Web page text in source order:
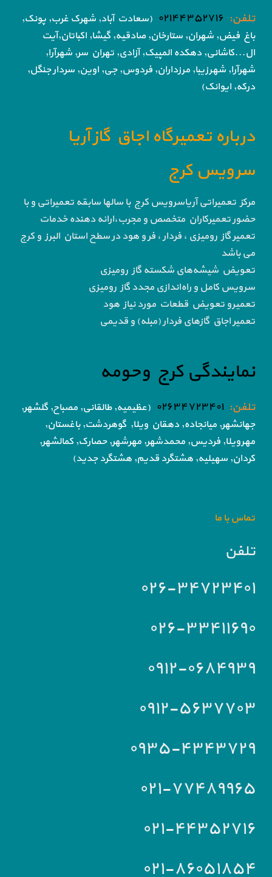
تلفن: ۰۲۱۴۴۳۵۲۷۱۶ (سعادت آباد, شهرک غرب, پونک,
باغ فیض, شهران, ستارخان, صادقیه, گیشا, اکباتان,آیت
ال...کاشانی, دهکده المپیک, آزادی, تهران سر, شهرآرا,
شهرآرا, شهرزیبا, مرزداران, فردوس, جی, اوین, سردار جنگل,
درکه, ایوانک)
درباره تعمیرگاه اجاق گاز آریا
سرویس کرج
مرکز تعمیراتی آریاسرویس کرج با سالها سابقه تعمیراتی و با
حضور تعمیرکاران متخصص و مجرب،ارائه دهنده خدمات
تعمیر گاز رومیزی ، فردار ، فر و هود در سطح استان البرز و کرج
می باشد
تعویض شیشه‌های شکسته گاز رومیزی
سرویس کامل و راه‌اندازی مجدد گاز رومیزی
تعمیرو تعویض قطعات مورد نیاز هود
تعمیر اجاق گاز‌های فردار (مبله) و قدیمی
نمایندگی کرج وحومه
تلفن: ۰۲۶۳۴۷۲۳۴۰۱
(عظیمیه, طالقانی, مصباح, گلشهر,
جهانشهر, میانجاده, دهقان ویلا, گوهردشت, باغستان,
مهرویلا, فردیس, محمدشهر, مهرشهر, حصارک, کمالشهر,
کردان, سهیلیه, هشتگرد قدیم, هشتگرد جدید)
تماس با ما
تلفن
۰۲۶-۳۴۷۲۳۴۰۱
۰۲۶-۳۳۴۱۱۶۹۰
۰۹۱۲-۰۶۸۴۹۳۹
۰۹۱۲-۵۶۳۷۷۰۳
۰۹۳۵-۴۳۴۳۷۲۹
۰۲۱-۷۷۴۸۹۹۶۵
۰۲۱-۴۴۳۵۲۷۱۶
۰۲۱-۸۶۰۵۱۸۵۴